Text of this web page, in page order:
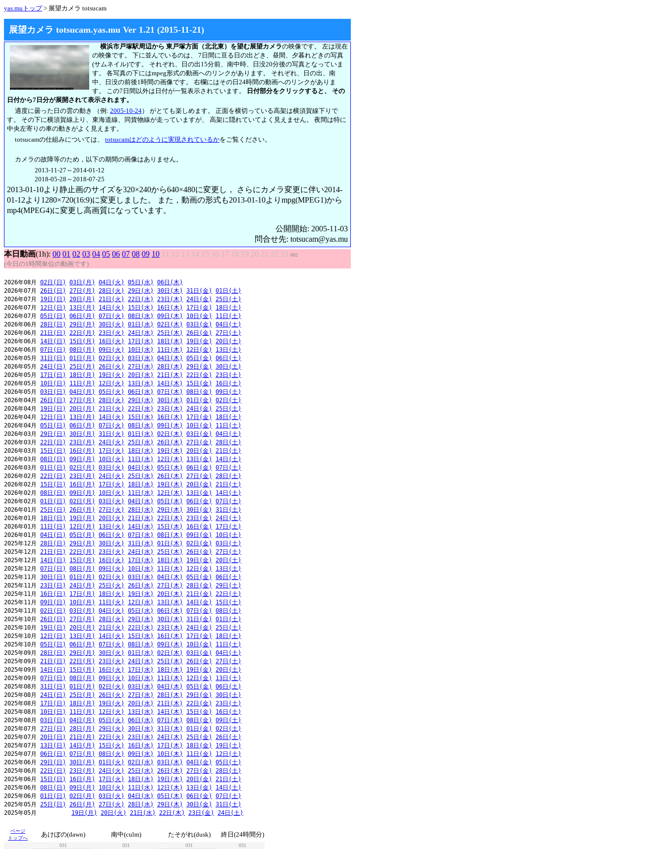
yas.muトップ> 展望カメラ totsucam
展望カメラ totsucam.yas.mu Ver 1.21 (2015-11-21)
横浜市戸塚駅周辺から 東戸塚方面（北北東）を望む展望カメラの映像です。 左は現在
の映像です。 下に並んでいるのは、 7日間に亘る日の出どき、昼間、夕暮れどきの写真
(サムネイル)です。 それぞれ、日の出15分前、南中時、日没20分後の写真となっていま
す。 各写真の下にはmpeg形式の動画へのリンクがあります。 それぞれ、日の出、南
中、日没の前後1時間の画像です。 右欄にはその日24時間の動画へのリンクがありま
す。 この7日間以外は日付が一覧表示されています。
日付部分をクリックすると、 その
日付から7日分が展開されて表示されます。
適度に曇った日の雲の動き （例: 2005-10-24） がとても楽しめます。 正面を横切っている高架は横須賀線下りで
す。 その下に横須賀線上り、東海道線、同貨物線が走っていますが、 高架に隠れていてよく見えません。 夜間は特に
中央左寄りの車の動きがよく見えます。
totsucamの仕組みについては、 totsucamはどのように実現されているかをご覧ください。
カメラの故障等のため，以下の期間の画像はありません。
2013-11-27～2014-01-12
2018-05-28～2018-07-25
2013-01-10より静止画のサイズを320×240から640×480に変更し， さらにカメラ変更に伴い2014-
01-12より1280×720(16:9)に変更しました。 また，動画の形式も2013-01-10よりmpg(MPEG1)から
mp4(MPEG4)に変更し高画質になっています。
公開開始: 2005-11-03
問合せ先: totsucam@yas.mu
本日動画(1h): 00 01 02 03 04 05 06 07 08 09 10 11 12 13 14 15 16 17 18 19 20 21 22 23 002
(今日の1時間単位の動画です)
2026年08月 02日(日) 03日(月) 04日(火) 05日(水)
06日(木)
2026年07月 26日(日) 27日(月) 28日(火) 29日(水) 30日(木) 31日(金)
01日(土)
2026年07月 19日(日) 20日(月) 21日(火) 22日(水) 23日(木) 24日(金)
25日(土)
2026年07月 12日(日) 13日(月) 14日(火) 15日(水) 16日(木) 17日(金)
18日(土)
2026年07月 05日(日) 06日(月) 07日(火) 08日(水) 09日(木) 10日(金)
11日(土)
2026年06月 28日(日) 29日(月) 30日(火) 01日(水) 02日(木) 03日(金)
04日(土)
2026年06月 21日(日) 22日(月) 23日(火) 24日(水) 25日(木) 26日(金)
27日(土)
2026年06月 14日(日) 15日(月) 16日(火) 17日(水) 18日(木) 19日(金)
20日(土)
2026年06月 07日(日) 08日(月) 09日(火) 10日(水) 11日(木) 12日(金)
13日(土)
2026年05月 31日(日) 01日(月) 02日(火) 03日(水) 04日(木) 05日(金)
06日(土)
2026年05月 24日(日) 25日(月) 26日(火) 27日(水) 28日(木) 29日(金)
30日(土)
2026年05月 17日(日) 18日(月) 19日(火) 20日(水) 21日(木) 22日(金)
23日(土)
2026年05月 10日(日) 11日(月) 12日(火) 13日(水) 14日(木) 15日(金)
16日(土)
2026年05月 03日(日) 04日(月) 05日(火) 06日(水) 07日(木) 08日(金)
09日(土)
2026年04月 26日(日) 27日(月) 28日(火) 29日(水) 30日(木) 01日(金)
02日(土)
2026年04月 19日(日) 20日(月) 21日(火) 22日(水) 23日(木) 24日(金)
25日(土)
2026年04月 12日(日) 13日(月) 14日(火) 15日(水) 16日(木) 17日(金)
18日(土)
2026年04月 05日(日) 06日(月) 07日(火) 08日(水) 09日(木) 10日(金)
11日(土)
2026年03月 29日(日) 30日(月) 31日(火) 01日(水) 02日(木) 03日(金)
04日(土)
2026年03月 22日(日) 23日(月) 24日(火) 25日(水) 26日(木) 27日(金)
28日(土)
2026年03月 15日(日) 16日(月) 17日(火) 18日(水) 19日(木) 20日(金)
21日(土)
2026年03月 08日(日) 09日(月) 10日(火) 11日(水) 12日(木) 13日(金)
14日(土)
2026年03月 01日(日) 02日(月) 03日(火) 04日(水) 05日(木) 06日(金)
07日(土)
2026年02月 22日(日) 23日(月) 24日(火) 25日(水) 26日(木) 27日(金)
28日(土)
2026年02月 15日(日) 16日(月) 17日(火) 18日(水) 19日(木) 20日(金)
21日(土)
2026年02月 08日(日) 09日(月) 10日(火) 11日(水) 12日(木) 13日(金)
14日(土)
2026年02月 01日(日) 02日(月) 03日(火) 04日(水) 05日(木) 06日(金)
07日(土)
2026年01月 25日(日) 26日(月) 27日(火) 28日(水) 29日(木) 30日(金)
31日(土)
2026年01月 18日(日) 19日(月) 20日(火) 21日(水) 22日(木) 23日(金)
24日(土)
2026年01月 11日(日) 12日(月) 13日(火) 14日(水) 15日(木) 16日(金)
17日(土)
2026年01月 04日(日) 05日(月) 06日(火) 07日(水) 08日(木) 09日(金)
10日(土)
2025年12月 28日(日) 29日(月) 30日(火) 31日(水) 01日(木) 02日(金)
03日(土)
2025年12月 21日(日) 22日(月) 23日(火) 24日(水) 25日(木) 26日(金)
27日(土)
2025年12月 14日(日) 15日(月) 16日(火) 17日(水) 18日(木) 19日(金)
20日(土)
2025年12月 07日(日) 08日(月) 09日(火) 10日(水) 11日(木) 12日(金)
13日(土)
2025年11月 30日(日) 01日(月) 02日(火) 03日(水) 04日(木) 05日(金)
06日(土)
2025年11月 23日(日) 24日(月) 25日(火) 26日(水) 27日(木) 28日(金)
29日(土)
2025年11月 16日(日) 17日(月) 18日(火) 19日(水) 20日(木) 21日(金)
22日(土)
2025年11月 09日(日) 10日(月) 11日(火) 12日(水) 13日(木) 14日(金)
15日(土)
2025年11月 02日(日) 03日(月) 04日(火) 05日(水) 06日(木) 07日(金)
08日(土)
2025年10月 26日(日) 27日(月) 28日(火) 29日(水) 30日(木) 31日(金)
01日(土)
2025年10月 19日(日) 20日(月) 21日(火) 22日(水) 23日(木) 24日(金)
25日(土)
2025年10月 12日(日) 13日(月) 14日(火) 15日(水) 16日(木) 17日(金)
18日(土)
2025年10月 05日(日) 06日(月) 07日(火) 08日(水) 09日(木) 10日(金)
11日(土)
2025年09月 28日(日) 29日(月) 30日(火) 01日(水) 02日(木) 03日(金)
04日(土)
2025年09月 21日(日) 22日(月) 23日(火) 24日(水) 25日(木) 26日(金)
27日(土)
2025年09月 14日(日) 15日(月) 16日(火) 17日(水) 18日(木) 19日(金)
20日(土)
2025年09月 07日(日) 08日(月) 09日(火) 10日(水) 11日(木) 12日(金)
13日(土)
2025年08月 31日(日) 01日(月) 02日(火) 03日(水) 04日(木) 05日(金)
06日(土)
2025年08月 24日(日) 25日(月) 26日(火) 27日(水) 28日(木) 29日(金)
30日(土)
2025年08月 17日(日) 18日(月) 19日(火) 20日(水) 21日(木) 22日(金)
23日(土)
2025年08月 10日(日) 11日(月) 12日(火) 13日(水) 14日(木) 15日(金)
16日(土)
2025年08月 03日(日) 04日(月) 05日(火) 06日(水) 07日(木) 08日(金)
09日(土)
2025年07月 27日(日) 28日(月) 29日(火) 30日(水) 31日(木) 01日(金)
02日(土)
2025年07月 20日(日) 21日(月) 22日(火) 23日(水) 24日(木) 25日(金)
26日(土)
2025年07月 13日(日) 14日(月) 15日(火) 16日(水) 17日(木) 18日(金)
19日(土)
2025年07月 06日(日) 07日(月) 08日(火) 09日(水) 10日(木) 11日(金)
12日(土)
2025年06月 29日(日) 30日(月) 01日(火) 02日(水) 03日(木) 04日(金)
05日(土)
2025年06月 22日(日) 23日(月) 24日(火) 25日(水) 26日(木) 27日(金)
28日(土)
2025年06月 15日(日) 16日(月) 17日(火) 18日(水) 19日(木) 20日(金)
21日(土)
2025年06月 08日(日) 09日(月) 10日(火) 11日(水) 12日(木) 13日(金)
14日(土)
2025年06月 01日(日) 02日(月) 03日(火) 04日(水) 05日(木) 06日(金)
07日(土)
2025年05月 25日(日) 26日(月) 27日(火) 28日(水) 29日(木) 30日(金)
31日(土)
2025年05月 19日(月) 20日(火) 21日(水) 22日(木) 23日(金) 24日(土)
ページ
トップへ
あけぼの(dawn) 南中(culm) たそがれ(dusk) 終日(24時間分)
031 031 031 031